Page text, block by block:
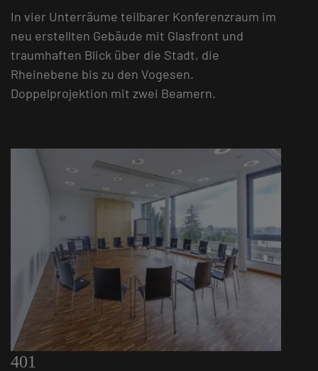
In vier Unterräume teilbarer Konferenzraum im
neu erstellten Gebäude mit Glasfront und
traumhaften Blick über die Stadt, die
Rheinebene bis zu den Vogesen.
Doppelprojektion mit zwei Beamern.
401